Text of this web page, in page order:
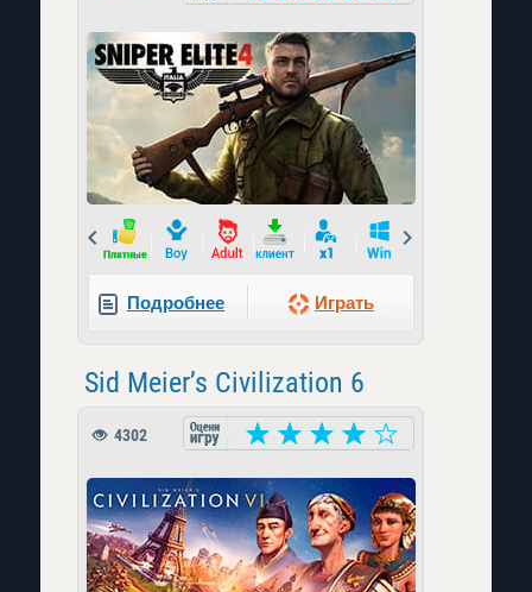
Prev
Подробнее Играть
Sid Meier’s Civilization 6
4302